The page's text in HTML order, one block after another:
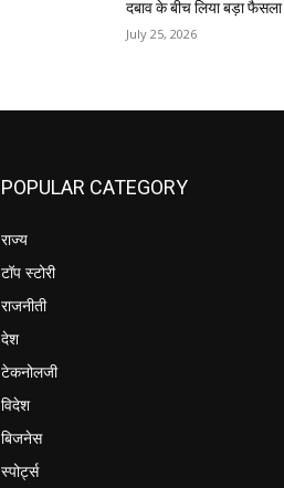
दबाव के बीच लिया बड़ा फैसला
July 25, 2026
POPULAR CATEGORY
राज्य
टॉप स्टोरी
राजनीती
देश
टेकनोलजी
विदेश
बिजनेस
स्पोर्ट्स